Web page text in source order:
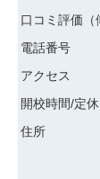
口コミ評価（
電話番号
アクセス
開校時間/定休
住所